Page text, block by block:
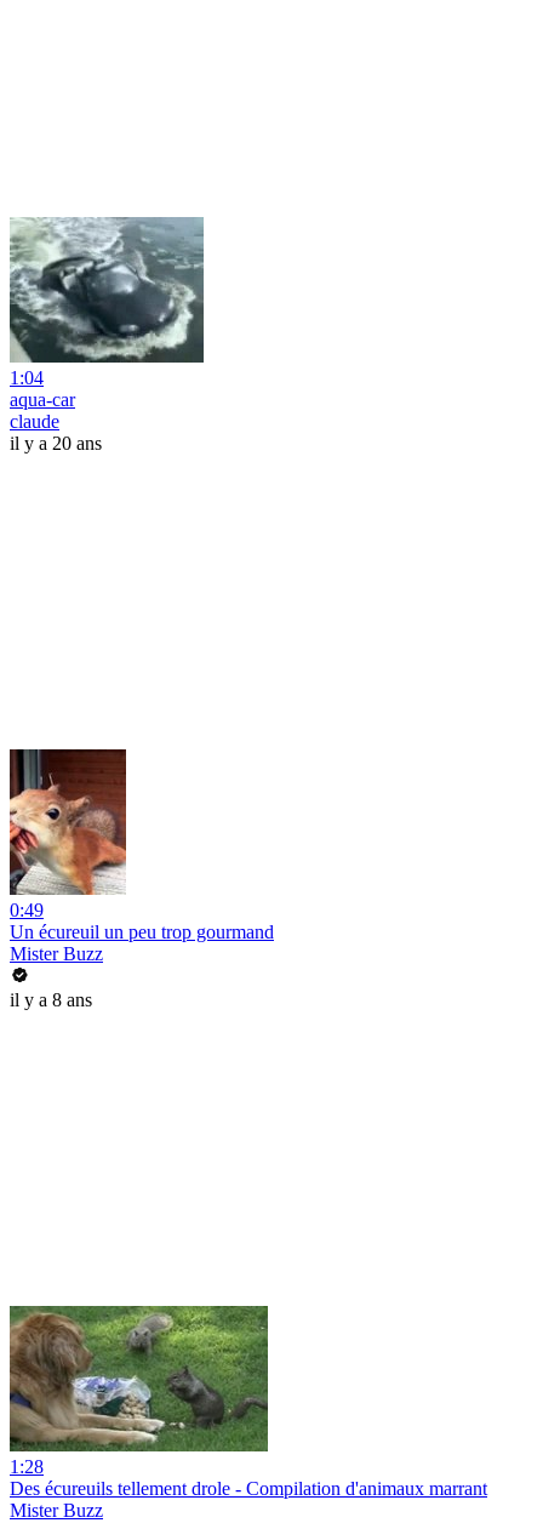
1:04
aqua-car
claude
il y a 20 ans
0:49
Un écureuil un peu trop gourmand
Mister Buzz
il y a 8 ans
1:28
Des écureuils tellement drole - Compilation d'animaux marrant
Mister Buzz